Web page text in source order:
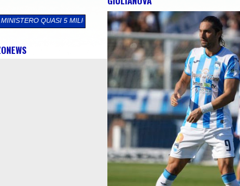
DI EURO PER L'ABRUZZO. SBLOCCATI FONDI PER CELANO E FARA